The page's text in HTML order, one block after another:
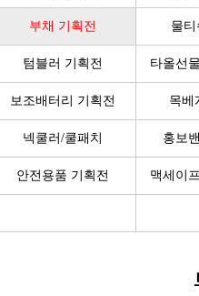
부채 기획전 물티
텀블러 기획전 타올선
보조배터리 기획전 목베
넥쿨러/쿨패치 홍보
안전용품 기획전 맥세이